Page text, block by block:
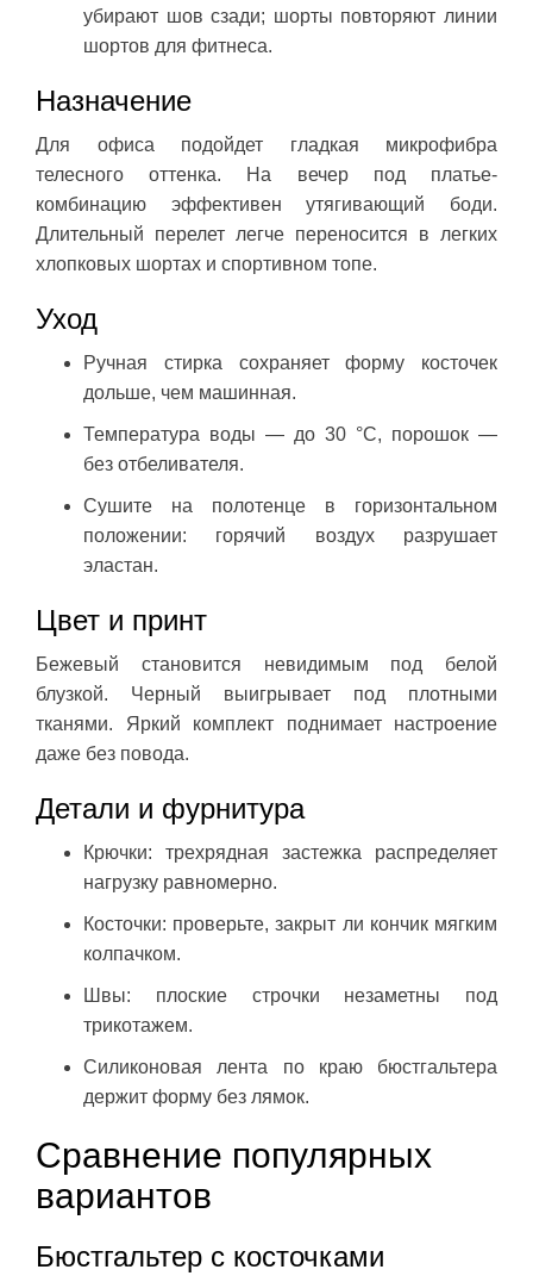
убирают шов сзади; шорты повторяют линии
шортов для фитнеса.
Назначение
Для офиса подойдет гладкая микрофибра
телесного оттенка. На вечер под платье-
комбинацию эффективен утягивающий боди.
Длительный перелет легче переносится в легких
хлопковых шортах и спортивном топе.
Уход
Ручная стирка сохраняет форму косточек
дольше, чем машинная.
Температура воды — до 30 °C, порошок —
без отбеливателя.
Сушите на полотенце в горизонтальном
положении: горячий воздух разрушает
эластан.
Цвет и принт
Бежевый становится невидимым под белой
блузкой. Черный выигрывает под плотными
тканями. Яркий комплект поднимает настроение
даже без повода.
Детали и фурнитура
Крючки: трехрядная застежка распределяет
нагрузку равномерно.
Косточки: проверьте, закрыт ли кончик мягким
колпачком.
Швы: плоские строчки незаметны под
трикотажем.
Силиконовая лента по краю бюстгальтера
держит форму без лямок.
Сравнение популярных
вариантов
Бюстгальтер с косточками